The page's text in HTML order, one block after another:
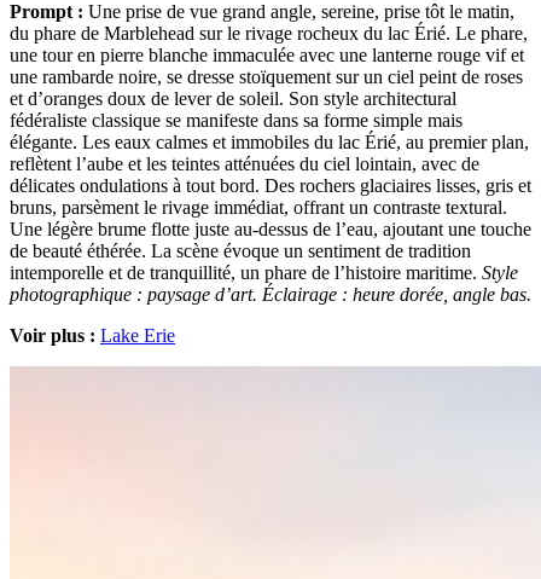
Prompt : Une prise de vue grand angle, sereine, prise tôt le matin,
du phare de Marblehead sur le rivage rocheux du lac Érié. Le phare,
une tour en pierre blanche immaculée avec une lanterne rouge vif et
une rambarde noire, se dresse stoïquement sur un ciel peint de roses
et d’oranges doux de lever de soleil. Son style architectural
fédéraliste classique se manifeste dans sa forme simple mais
élégante. Les eaux calmes et immobiles du lac Érié, au premier plan,
reflètent l’aube et les teintes atténuées du ciel lointain, avec de
délicates ondulations à tout bord. Des rochers glaciaires lisses, gris et
bruns, parsèment le rivage immédiat, offrant un contraste textural.
Une légère brume flotte juste au-dessus de l’eau, ajoutant une touche
de beauté éthérée. La scène évoque un sentiment de tradition
intemporelle et de tranquillité, un phare de l’histoire maritime. Style
photographique : paysage d’art. Éclairage : heure dorée, angle bas.
Voir plus : Lake Erie